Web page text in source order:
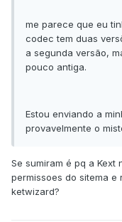
me parece que eu
codec tem duas
a segunda versão,
pouco antiga.
Estou enviando a
provavelmente o
Se sumiram é pq a
permissoes do sitema
ketwizard?